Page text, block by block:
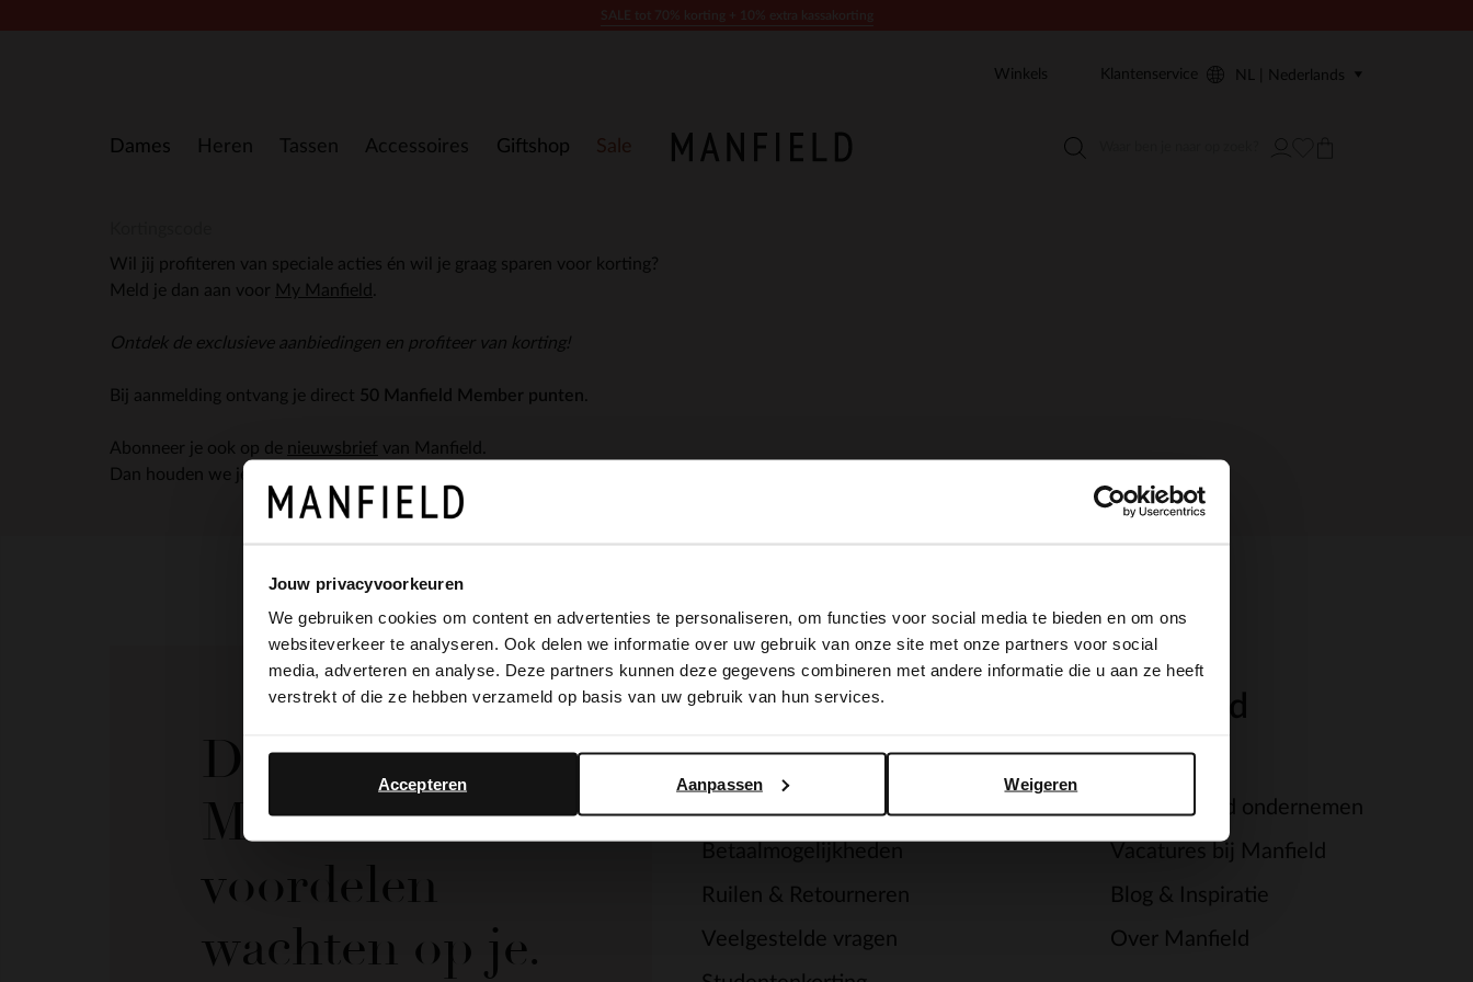
Jouw privacyvoorkeuren
We gebruiken cookies om content en advertenties te personaliseren, om functies voor social media te bieden en om ons
websiteverkeer te analyseren. Ook delen we informatie over uw gebruik van onze site met onze partners voor social
media, adverteren en analyse. Deze partners kunnen deze gegevens combineren met andere informatie die u aan ze heeft
verstrekt of die ze hebben verzameld op basis van uw gebruik van hun services.
Weigeren
Aanpassen
Accepteren
Dames Heren Tassen Accessoires Giftshop Sale
Winkels Klantenservice NL | Nederlands
Wil jij profiteren van speciale acties én wil je graag sparen voor korting?
Meld je dan aan voor My Manfield
Ontdek de exclusieve aanbiedingen en profiteer van korting!
Bij aanmelding ontvang je direct 50 Manfield Member punten
Abonneer je ook op de nieuwsbrief van Manfield.
Dan houden we je op de hoogte van alle lopende acties en kortingen.
De My
Manfield
voordelen
wachten op je.
Service
Verzending & levering
Ruilen & Retourneren
Veelgestelde vragen
Manfield
Verantwoord ondernemen
Vacatures bij Manfield
Blog & Inspiratie
Over Manfield
×
It looks like your language isn't Dutch. Would you like to